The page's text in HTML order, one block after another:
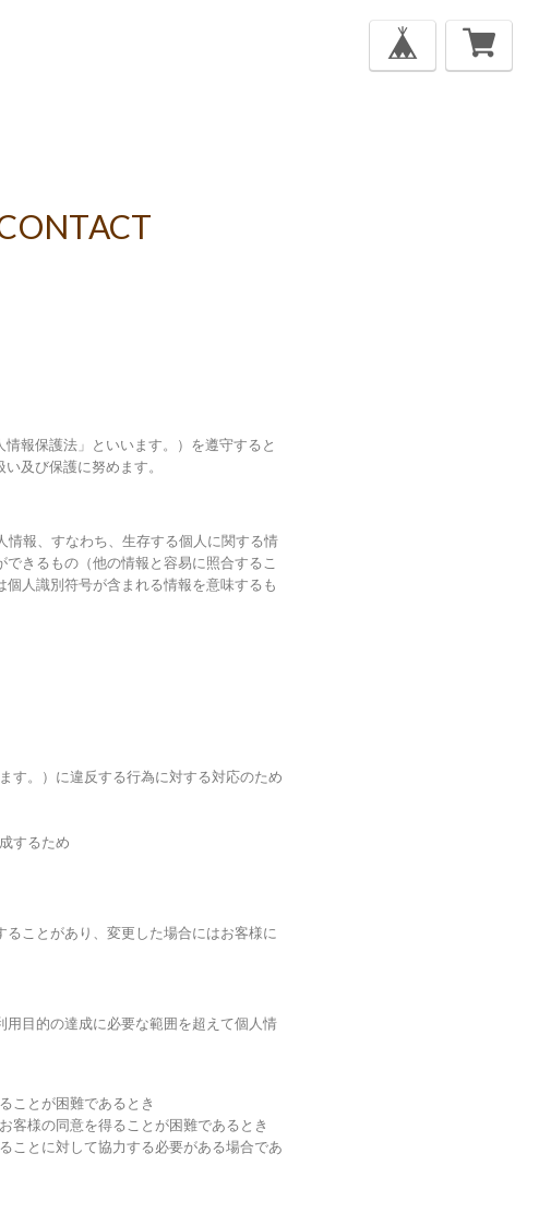
報保護法」といいます。）を遵守すると
及び保護に努めます。
報、すなわち、生存する個人に関する情
きるもの（他の情報と容易に照合するこ
人識別符号が含まれる情報を意味するも
す。）に違反する行為に対する対応のため
するため
ことがあり、変更した場合にはお客様に
目的の達成に必要な範囲を超えて個人情
ことが困難であるとき
客様の同意を得ることが困難であるとき
ことに対して協力する必要がある場合であ